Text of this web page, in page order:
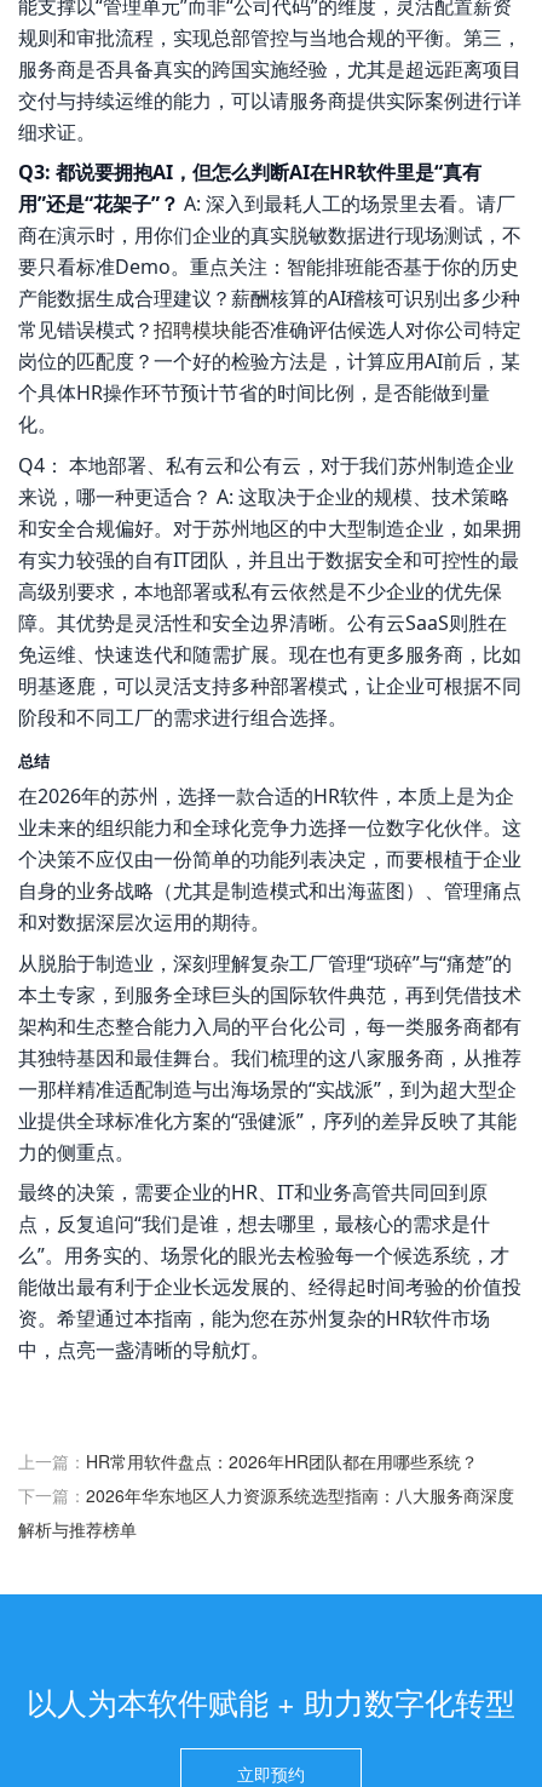
能支撑以“管理单元”而非“公司代码”的维度，灵活配置薪资
规则和审批流程，实现总部管控与当地合规的平衡。第三，
服务商是否具备真实的跨国实施经验，尤其是超远距离项目
交付与持续运维的能力，可以请服务商提供实际案例进行详
细求证。
Q3: 都说要拥抱AI，但怎么判断AI在HR软件里是“真有
用”还是“花架子”？ A: 深入到最耗人工的场景里去看。请厂
商在演示时，用你们企业的真实脱敏数据进行现场测试，不
要只看标准Demo。重点关注：智能排班能否基于你的历史
产能数据生成合理建议？薪酬核算的AI稽核可识别出多少种
常见错误模式？招聘模块能否准确评估候选人对你公司特定
岗位的匹配度？一个好的检验方法是，计算应用AI前后，某
个具体HR操作环节预计节省的时间比例，是否能做到量
化。
Q4： 本地部署、私有云和公有云，对于我们苏州制造企业
来说，哪一种更适合？ A: 这取决于企业的规模、技术策略
和安全合规偏好。对于苏州地区的中大型制造企业，如果拥
有实力较强的自有IT团队，并且出于数据安全和可控性的最
高级别要求，本地部署或私有云依然是不少企业的优先保
障。其优势是灵活性和安全边界清晰。公有云SaaS则胜在
免运维、快速迭代和随需扩展。现在也有更多服务商，比如
明基逐鹿，可以灵活支持多种部署模式，让企业可根据不同
阶段和不同工厂的需求进行组合选择。
总结
在2026年的苏州，选择一款合适的HR软件，本质上是为企
业未来的组织能力和全球化竞争力选择一位数字化伙伴。这
个决策不应仅由一份简单的功能列表决定，而要根植于企业
自身的业务战略（尤其是制造模式和出海蓝图）、管理痛点
和对数据深层次运用的期待。
从脱胎于制造业，深刻理解复杂工厂管理“琐碎”与“痛楚”的
本土专家，到服务全球巨头的国际软件典范，再到凭借技术
架构和生态整合能力入局的平台化公司，每一类服务商都有
其独特基因和最佳舞台。我们梳理的这八家服务商，从推荐
一那样精准适配制造与出海场景的“实战派”，到为超大型企
业提供全球标准化方案的“强健派”，序列的差异反映了其能
力的侧重点。
最终的决策，需要企业的HR、IT和业务高管共同回到原
点，反复追问“我们是谁，想去哪里，最核心的需求是什
么”。用务实的、场景化的眼光去检验每一个候选系统，才
能做出最有利于企业长远发展的、经得起时间考验的价值投
资。希望通过本指南，能为您在苏州复杂的HR软件市场
中，点亮一盏清晰的导航灯。
上一篇： HR常用软件盘点：2026年HR团队都在用哪些系统？
下一篇： 2026年华东地区人力资源系统选型指南：八大服务商深度
解析与推荐榜单
以人为本软件赋能 + 助力数字化转型
立即预约